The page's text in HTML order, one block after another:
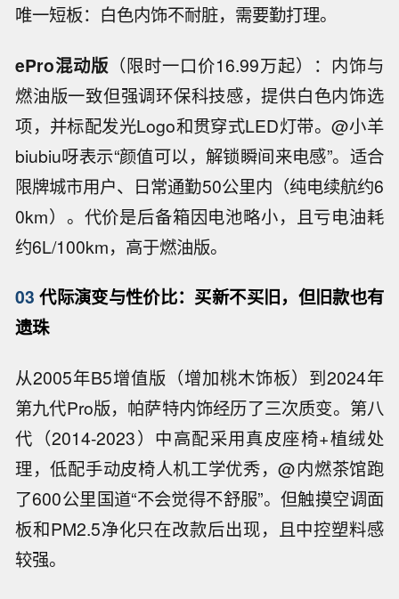
唯一短板：白色内饰不耐脏，需要勤打理。
ePro混动版 （限时一口价16.99万起）：内饰与
燃油版一致但强调环保科技感，提供白色内饰选
项，并标配发光Logo和贯穿式LED灯带。@小羊
biubiu呀表示“颜值可以，解锁瞬间来电感”。适合
限牌城市用户、日常通勤50公里内（纯电续航约6
0km）。代价是后备箱因电池略小，且亏电油耗
约6L/100km，高于燃油版。
03 代际演变与性价比：买新不买旧，但旧款也有
遗珠
从2005年B5增值版（增加桃木饰板）到2024年
第九代Pro版，帕萨特内饰经历了三次质变。第八
代（2014-2023）中高配采用真皮座椅+植绒处
理，低配手动皮椅人机工学优秀，@内燃茶馆跑
了600公里国道“不会觉得不舒服”。但触摸空调面
板和PM2.5净化只在改款后出现，且中控塑料感
较强。